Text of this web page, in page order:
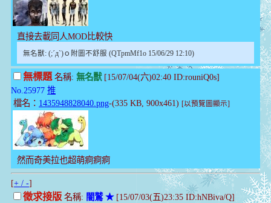
直接去載同人MOD比較快
無名獸: (;´д`)ｏ附圖不舒服 (QTpmMf1o 15/06/29 12:10)
無標題名稱: 無名獸[15/07/04(六)02:40 ID:rouniQ0s]
No.25977 推
檔名： 1435948828040.png-(335 KB, 900x461) [以預覽圖顯示]
然而奇美拉也超萌痾痾痾
[+ / -]
徵求接版 名稱: 闇鷲 ★[15/07/03(五)23:35 ID:hNBiva/Q]